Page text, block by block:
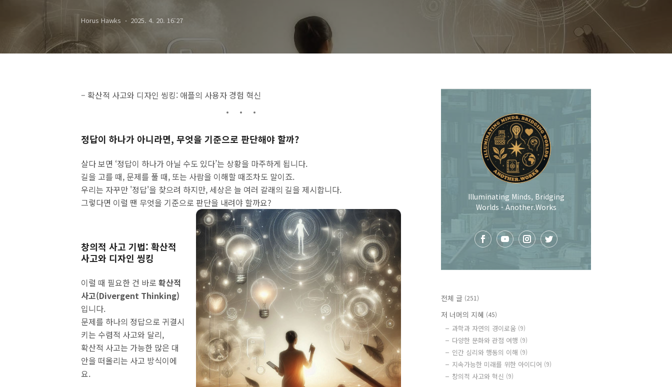
Horus Hawks 2025. 4. 20. 16:27
– 확산적 사고와 디자인 씽킹: 애플의 사용자 경험 혁신
정답이 하나가 아니라면, 무엇을 기준으로 판단해야 할까?
살다 보면 ‘정답이 하나가 아닐 수도 있다’는 상황을 마주하게 됩니다.
길을 고를 때, 문제를 풀 때, 또는 사람을 이해할 때조차도 말이죠.
우리는 자꾸만 '정답'을 찾으려 하지만, 세상은 늘 여러 갈래의 길을 제시합니다.
그렇다면 이럴 땐 무엇을 기준으로 판단을 내려야 할까요?
창의적 사고 기법: 확산적
사고와 디자인 씽킹
이럴 때 필요한 건 바로 확산적
사고(Divergent Thinking)
입니다.
문제를 하나의 정답으로 귀결시
키는 수렴적 사고와 달리,
확산적 사고는 가능한 많은 대
안을 떠올리는 사고 방식이에
요.
Illuminating Minds, Bridging
Worlds - Another.Works
전체 글 (251)
저 너머의 지혜 (45)
과학과 자연의 경이로움 (9)
다양한 문화와 관점 여행 (9)
인간 심리와 행동의 이해 (9)
지속가능한 미래를 위한 아이디어 (9)
창의적 사고와 혁신 (9)